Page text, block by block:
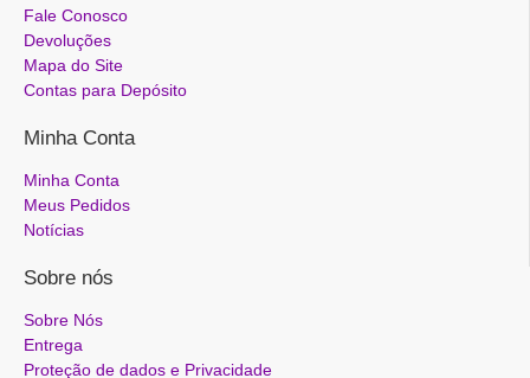
Fale Conosco
Devoluções
Mapa do Site
Contas para Depósito
Minha Conta
Minha Conta
Meus Pedidos
Notícias
Sobre nós
Sobre Nós
Entrega
Proteção de dados e Privacidade